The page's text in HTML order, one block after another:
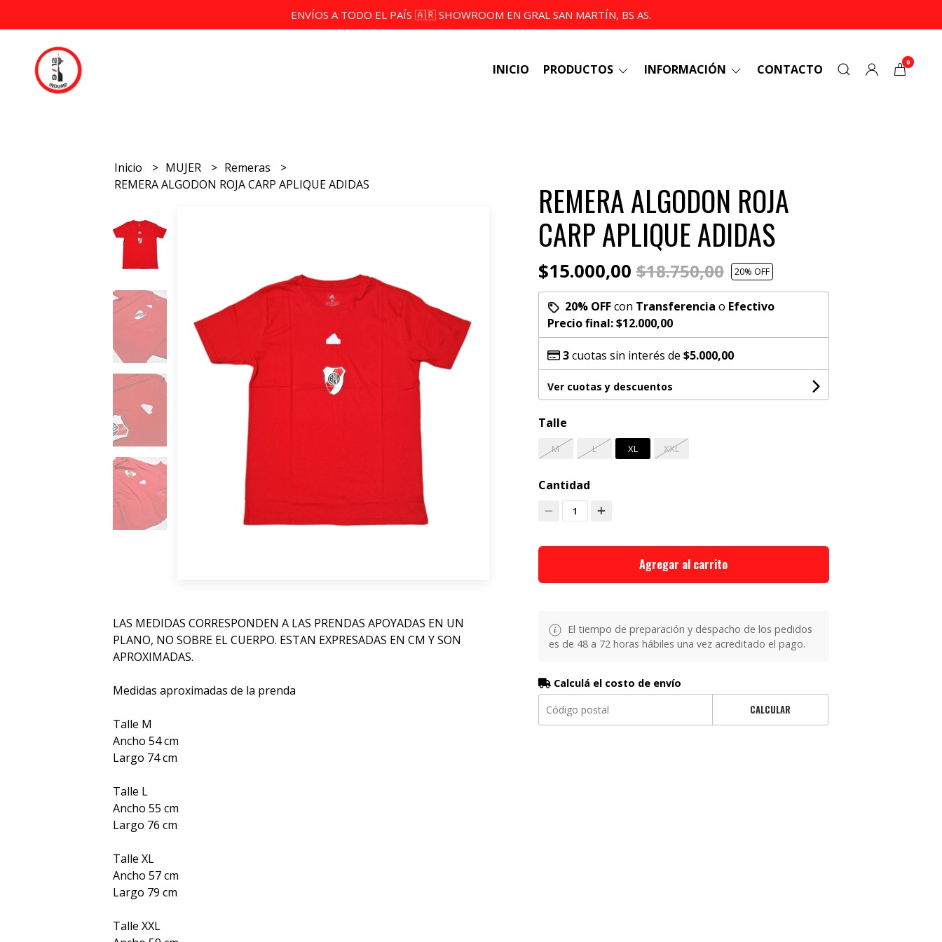
ENVÍOS A TODO EL PAÍS 🇦🇷 SHOWROOM EN GRAL SAN MARTÍN, BS AS.
INICIO PRODUCTOS INFORMACIÓN CONTACTO 0
Inicio MUJER
Remeras
REMERA ALGODON ROJA CARP APLIQUE ADIDAS
LAS MEDIDAS CORRESPONDEN A LAS PRENDAS APOYADAS EN UN
PLANO, NO SOBRE EL CUERPO. ESTAN EXPRESADAS EN CM Y SON
APROXIMADAS.
Medidas aproximadas de la prenda
Talle M
Ancho 54 cm
Largo 74 cm
Talle L
Ancho 55 cm
Largo 76 cm
Talle XL
Ancho 57 cm
Largo 79 cm
Talle XXL
REMERA ALGODON ROJA
CARP APLIQUE ADIDAS
$15.000,00$18.750,00 20% OFF
20% OFFcon Transferencia o Efectivo
Precio final:$12.000,00
3cuotas sin interés de $5.000,00
Ver cuotas y descuentos
Talle
M L XL XXL
Cantidad
1
Agregar al carrito
El tiempo de preparación y despacho de los pedidos
es de 48 a 72 horas hábiles una vez acreditado el pago.
Calculá el costo de envío
CALCULAR